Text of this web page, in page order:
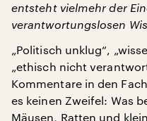
entsteht vielmehr der
verantwortungslosen
„Politisch unklug“,
„ethisch nicht
Kommentare in den
es keinen Zweifel: Was
Mäusen, Ratten und